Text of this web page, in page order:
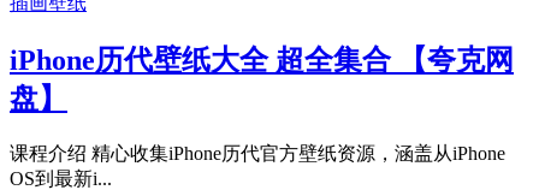
iPhone历代壁纸大全 超全集合 【夸克网
盘】
课程介绍 精心收集iPhone历代官方壁纸资源，涵盖从iPhone
OS到最新i...